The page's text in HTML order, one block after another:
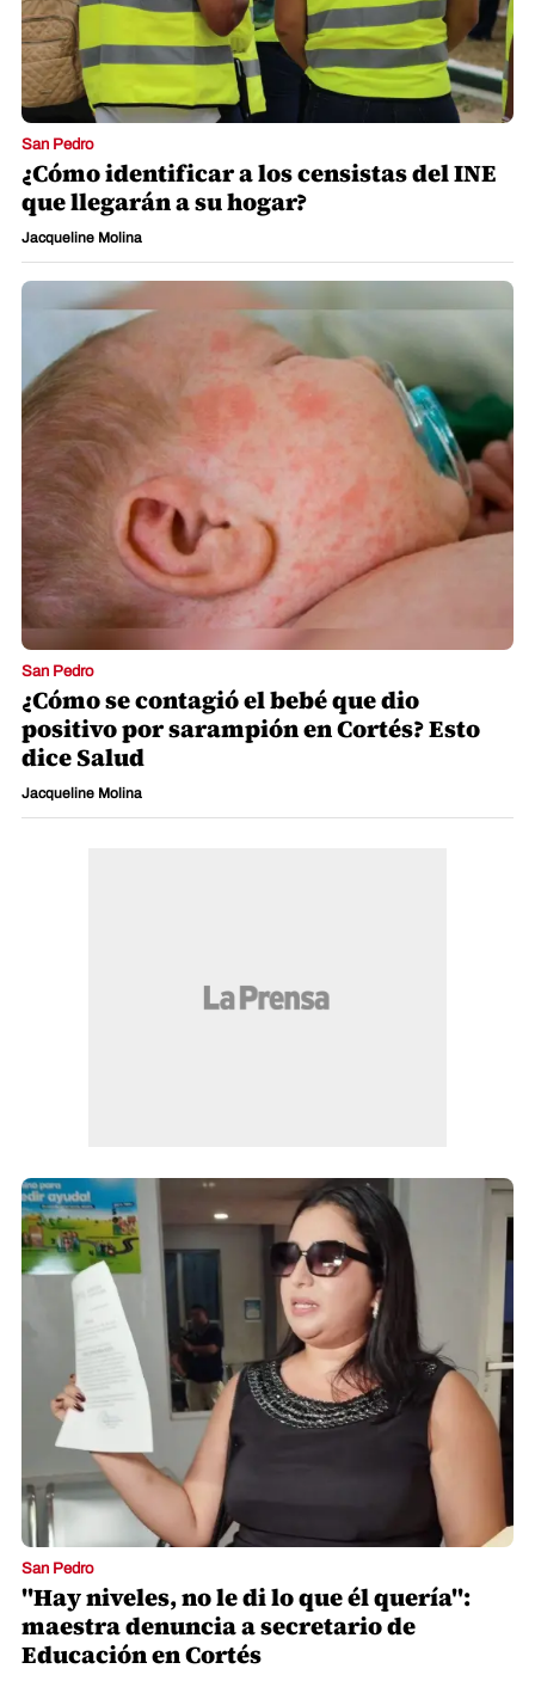
San Pedro
¿Cómo identificar a los censistas del INE
que llegarán a su hogar?
Jacqueline Molina
San Pedro
¿Cómo se contagió el bebé que dio
positivo por sarampión en Cortés? Esto
dice Salud
Jacqueline Molina
San Pedro
"Hay niveles, no le di lo que él quería":
maestra denuncia a secretario de
Educación en Cortés